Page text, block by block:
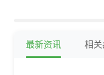
最新资讯 相